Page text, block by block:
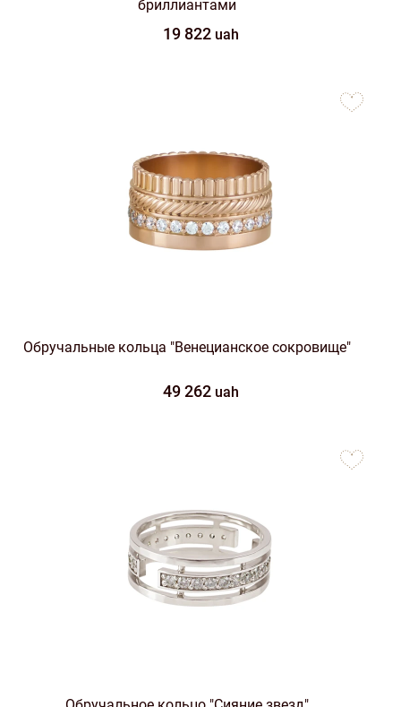
бриллиантами
19 822 uah
Обручальные кольца "Венецианское сокровище"
49 262 uah
favorites
favorites